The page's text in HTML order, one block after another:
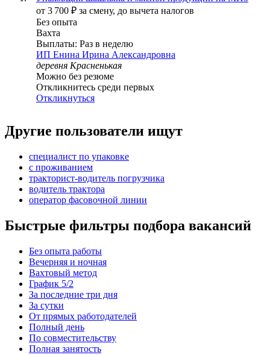
от 3 700 ₽ за смену, до вычета налогов
Без опыта
Вахта
Выплаты: Раз в неделю
ИП Енина Ирина Александровна
деревня Красненькая
Можно без резюме
Откликнитесь среди первых
Откликнуться
Другие пользователи ищут
специалист по упаковке
с проживанием
тракторист-водитель погрузчика
водитель трактора
оператор фасовочной линии
Быстрые фильтры подбора вакансий
Без опыта работы
Вечерняя и ночная
Вахтовый метод
График 5/2
За последние три дня
За сутки
От прямых работодателей
Полный день
По совместительству
Полная занятость